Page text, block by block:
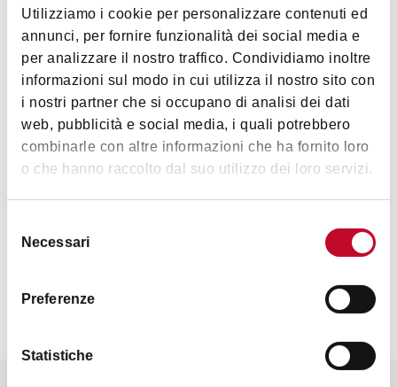
Utilizziamo i cookie per personalizzare contenuti ed
annunci, per fornire funzionalità dei social media e
per analizzare il nostro traffico. Condividiamo inoltre
informazioni sul modo in cui utilizza il nostro sito con
i nostri partner che si occupano di analisi dei dati
web, pubblicità e social media, i quali potrebbero
combinarle con altre informazioni che ha fornito loro
o che hanno raccolto dal suo utilizzo dei loro servizi.
delNecessari
Preferenze
Statistiche
Accessibilità
Servizi igienici e docce accessibili
Codice CIN
IT037014B16J4OWZBY
Servizi
Campeggio libero
Cabine doccia singole con vestibolo – chiudibili a chiave
Postazioni bbq all'interno del campeggio
Mostra altro
Contatti